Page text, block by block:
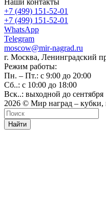
Наши контакты
+7 (499) 151-52-01
+7 (499) 151-52-01
WhatsApp
Telegram
moscow@mir-nagrad.ru
г. Москва, Ленинградский
Режим работы:
Пн. – Пт.: с 9:00 до 20:00
Сб..: с 10:00 до 18:00
Вск..: выходной до сентября
2026 © Мир наград – кубки,
Найти